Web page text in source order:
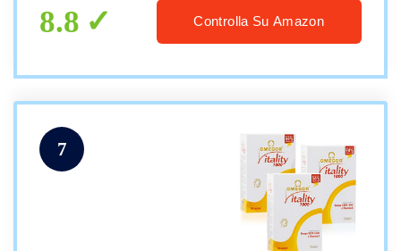
8.8 Controlla Su Amazon
7